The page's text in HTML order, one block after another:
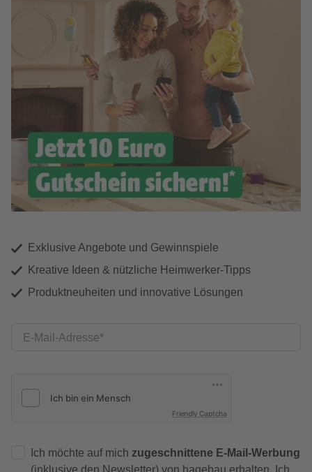
Exklusive Angebote und Gewinnspiele
Kreative Ideen & nützliche Heimwerker-Tipps
Produktneuheiten und innovative Lösungen
E-Mail-Adresse
Friendly Captcha
Ich möchte auf mich zugeschnittene E-Mail-Werbung
(inklusive den Newsletter) von hagebau erhalten. Ich